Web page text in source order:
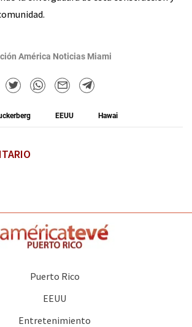
América Noticias Miami
EEUU Hawai
Puerto Rico
EEUU
Entretenimiento